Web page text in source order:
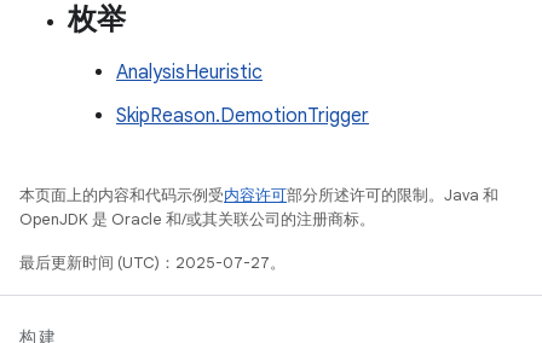
枚举
AnalysisHeuristic
SkipReason.DemotionTrigger
本页面上的内容和代码示例受内容许可部分所述许可的限制。Java 和
OpenJDK 是 Oracle 和/或其关联公司的注册商标。
最后更新时间 (UTC)：2025-07-27。
构建